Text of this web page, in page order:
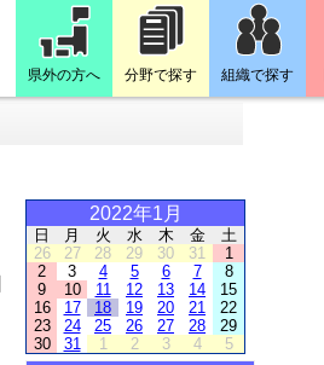
県外の方へ 分野で探す 組織で探す
2022年1月
日 月 火 水 木 金
土
26
27 28 29 30 31
1
2
3 4 5 6 7
8
9
10 11 12 13 14
15
16
17 18 19 20 21
22
23
24 25 26 27 28
29
30
31 1 2 3 4 5